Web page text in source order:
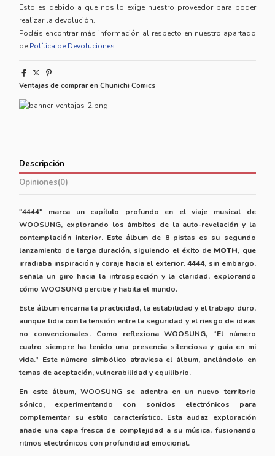
Esto es debido a que nos lo exige nuestro proveedor para poder
realizar la devolución.
Podéis encontrar más información al respecto en nuestro apartado
de Política de Devoluciones
Ventajas de comprar en Chunichi Comics
Descripción
Opiniones(0)
"4444" marca un capítulo profundo en el viaje musical de
WOOSUNG, explorando los ámbitos de la auto-revelación y la
contemplación interior. Este álbum de 8 pistas es su segundo
lanzamiento de larga duración, siguiendo el éxito de MOTH, que
irradiaba inspiración y coraje hacia el exterior.4444, sin embargo,
señala un giro hacia la introspección y la claridad, explorando
cómo WOOSUNG percibe y habita el mundo.
Este álbum encarna la practicidad, la estabilidad y el trabajo duro,
aunque lidia con la tensión entre la seguridad y el riesgo de ideas
no convencionales. Como reflexiona WOOSUNG, “El número
cuatro siempre ha tenido una presencia silenciosa y guía en mi
vida.” Este número simbólico atraviesa el álbum, anclándolo en
temas de aceptación, vulnerabilidad y equilibrio.
En este álbum, WOOSUNG se adentra en un nuevo territorio
sónico, experimentando con sonidos electrónicos para
complementar su estilo característico. Esta audaz exploración
añade una capa fresca de complejidad a su música, fusionando
ritmos electrónicos con profundidad emocional.